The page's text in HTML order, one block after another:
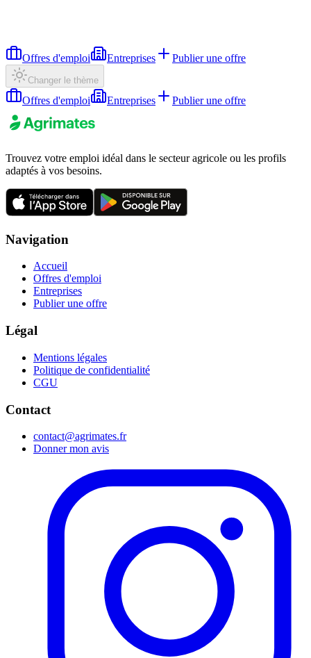
Offres d'emploi Entreprises Publier une offre
Changer le thème
Offres d'emploi Entreprises Publier une offre
Trouvez votre emploi idéal dans le secteur agricole ou les profils
adaptés à vos besoins.
Navigation
Accueil
Offres d'emploi
Entreprises
Publier une offre
Légal
Mentions légales
Politique de confidentialité
CGU
Contact
contact@agrimates.fr
Donner mon avis